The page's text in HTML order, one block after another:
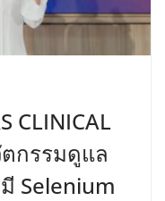
CLINICAL
ตกรรมดูแล
Selenium